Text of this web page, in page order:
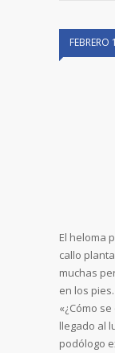
El heloma
callo
muchas
en los
«¿Cómo
llegado al
podólogo